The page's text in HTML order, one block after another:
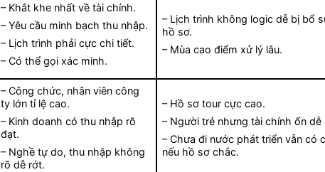
– Khắt khe nhất về tài chính.
– Yêu cầu minh bạch thu nhập.
– Lịch trình phải cực chi tiết.
– Có thể gọi xác minh.
– Lịch trình không logic dễ bị bổ
hồ sơ.
– Mùa cao điểm xử lý lâu.
– Công chức, nhân viên công
ty lớn tỉ lệ cao.
– Kinh doanh có thu nhập rõ
đạt.
– Nghề tự do, thu nhập không
rõ dễ rớt.
– Hồ sơ tour cực cao.
– Người trẻ nhưng tài chính ổn dễ
– Chưa đi nước phát triển vẫn có
nếu hồ sơ chắc.